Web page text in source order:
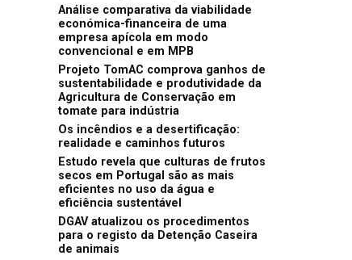
Análise comparativa da viabilidade
económica-financeira de uma
empresa apícola em modo
convencional e em MPB
Projeto TomAC comprova ganhos de
sustentabilidade e produtividade da
Agricultura de Conservação em
tomate para indústria
Os incêndios e a desertificação:
realidade e caminhos futuros
Estudo revela que culturas de frutos
secos em Portugal são as mais
eficientes no uso da água e
eficiência sustentável
DGAV atualizou os procedimentos
para o registo da Detenção Caseira
de animais